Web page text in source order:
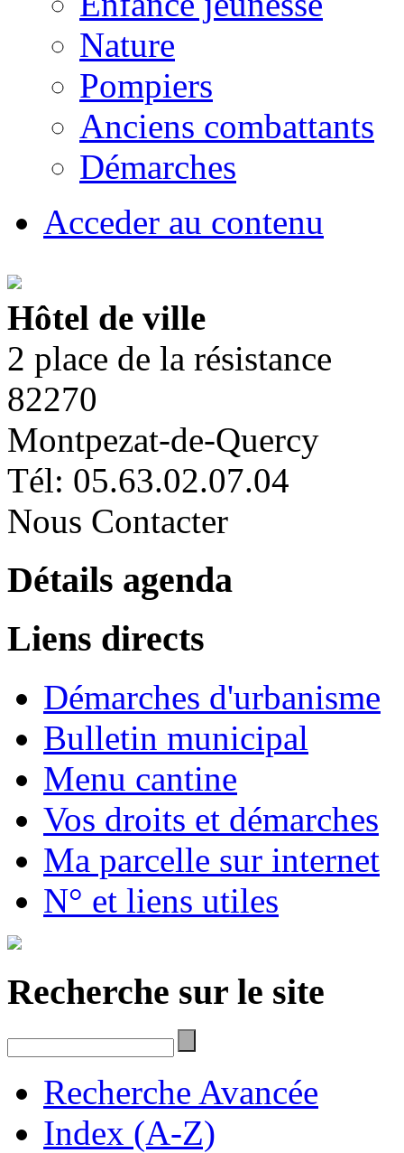
Nature
Pompiers
Anciens combattants
Démarches
Acceder au contenu
Hôtel de ville
2 place de la résistance
82270
Montpezat-de-Quercy
Tél: 05.63.02.07.04
Nous Contacter
Détails agenda
Liens directs
Démarches d'urbanisme
Bulletin municipal
Menu cantine
Vos droits et démarches
Ma parcelle sur internet
N° et liens utiles
Recherche sur le site
Recherche Avancée
Index (A-Z)